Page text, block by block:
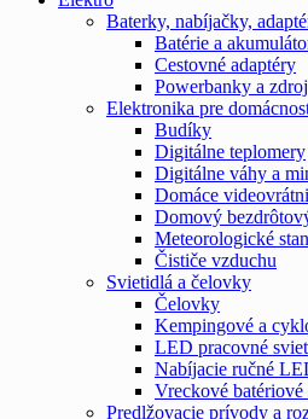
Baterky, nabíjačky,
Batérie a
Cestovné adaptéry
Powerbanky a
Elektronika pre
Budíky
Digitálne teplomery
Digitálne váhy a
Domáce
Domový
Meteorologické
Čističe vzduchu
Svietidlá a čelovky
Čelovky
Kempingové a
LED pracovné
Nabíjacie ručné
Vreckové
Predlžovacie prívody a